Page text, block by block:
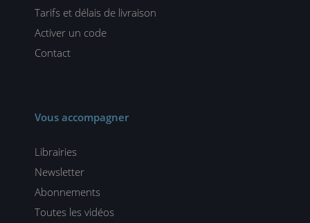
Tarifs et délais de livraison
Activer un code
Contact
Vous accompagner
Librairies
Newsletter
Abonnements
Toutes les vidéos